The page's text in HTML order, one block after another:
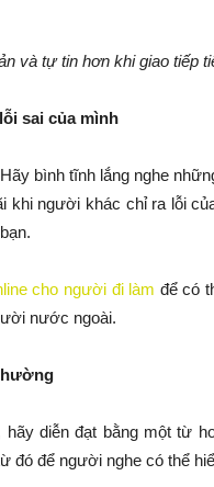
và tự tin hơn khi giao tiếp
sai của mình
bình tĩnh lắng nghe
khi người khác chỉ ra lỗi
cho người đi làm để có
nước ngoài.
diễn đạt bằng một từ
đó để người nghe có thể